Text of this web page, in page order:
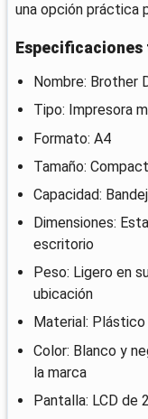
una opción práctica
Nombre: Brother
Tipo: Impresora
Formato: A4
Tamaño:
Capacidad:
Dimensiones:
escritorio
Peso: Ligero en
ubicación
Material:
Color: Blanco y
la marca
Pantalla: LCD de